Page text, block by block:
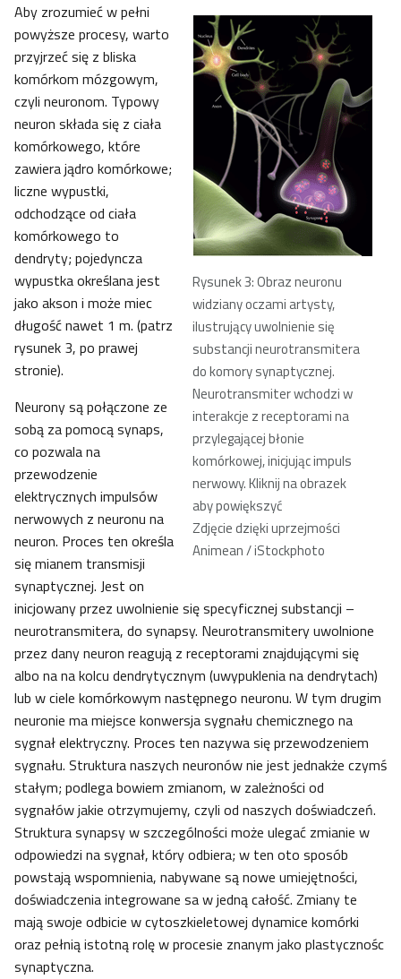
Rysunek 3: Obraz neuronu
widziany oczami artysty,
ilustrujący uwolnienie się
substancji neurotransmitera
do komory synaptycznej.
Neurotransmiter wchodzi w
interakcje z receptorami na
przylegającej błonie
komórkowej, inicjując impuls
nerwowy. Kliknij na obrazek
aby powiększyć
Zdjęcie dzięki uprzejmości
Animean / iStockphoto
Aby zrozumieć w pełni
powyższe procesy, warto
przyjrzeć się z bliska
komórkom mózgowym,
czyli neuronom. Typowy
neuron składa się z ciała
komórkowego, które
zawiera jądro komórkowe;
liczne wypustki,
odchodzące od ciała
komórkowego to
dendryty; pojedyncza
wypustka określana jest
jako akson i może miec
długość nawet 1 m. (patrz
rysunek 3, po prawej
stronie).
Neurony są połączone ze
sobą za pomocą synaps,
co pozwala na
przewodzenie
elektrycznych impulsów
nerwowych z neuronu na
neuron. Proces ten określa
się mianem transmisji
synaptycznej. Jest on
inicjowany przez uwolnienie się specyficznej substancji –
neurotransmitera, do synapsy. Neurotransmitery uwolnione
przez dany neuron reagują z receptorami znajdującymi się
albo na na kolcu dendrytycznym (uwypuklenia na dendrytach)
lub w ciele komórkowym następnego neuronu. W tym drugim
neuronie ma miejsce konwersja sygnału chemicznego na
sygnał elektryczny. Proces ten nazywa się przewodzeniem
sygnału. Struktura naszych neuronów nie jest jednakże czymś
stałym; podlega bowiem zmianom, w zależności od
sygnałów jakie otrzymujemy, czyli od naszych doświadczeń.
Struktura synapsy w szczególności może ulegać zmianie w
odpowiedzi na sygnał, który odbiera; w ten oto sposób
powstają wspomnienia, nabywane są nowe umiejętności,
doświadczenia integrowane sa w jedną całość. Zmiany te
mają swoje odbicie w cytoszkieletowej dynamice komórki
oraz pełnią istotną rolę w procesie znanym jako plastycznośc
synaptyczna.